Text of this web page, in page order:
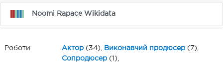
Noomi Rapace Wikidata
Роботи Актор (34), Виконавчий продюсер (7),
Сопродюсер (1),